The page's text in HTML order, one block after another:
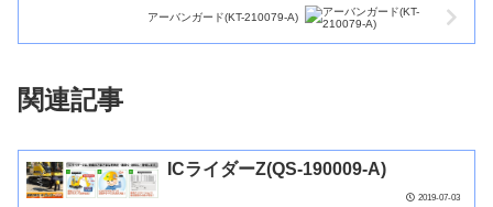
アーバンガード(KT-210079-A)
関連記事
ICライダーZ(QS-190009-A)
2019-07-03